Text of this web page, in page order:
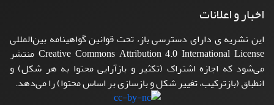
اخبار و اعلانات
این نشریه ی دارای دسترسی باز، تحت قوانین گواهینامه بین‌المللی
Creative Commons Attribution 4.0 International License منتشر
می‌شود که اجازه اشتراک (تکثیر و بازآرایی محتوا به هر شکل) و
انطباق (بازترکیب، تغییر شکل و بازسازی بر اساس محتوا) را می‌دهد.